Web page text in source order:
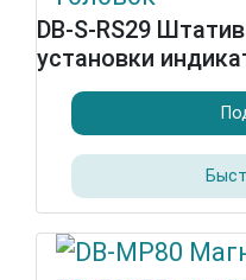
DB-S-RS29
установки